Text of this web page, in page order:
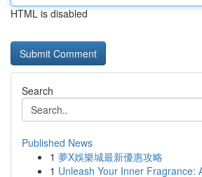
HTML is disabled
Search
Published News
1 夢X娛樂城最新優惠攻略
1 Unleash Your Inner Fragrance: